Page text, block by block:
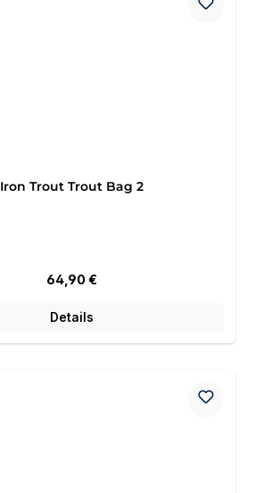
Iron Trout Trout Bag 2
Regulärer Preis:
64,90 €
Details